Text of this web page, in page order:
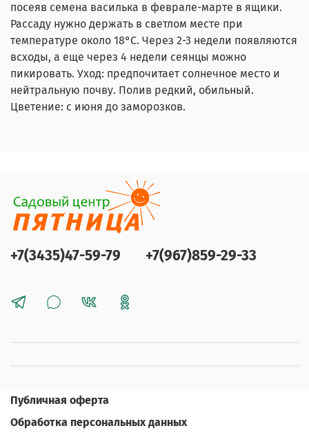
посеяв семена василька в феврале-марте в ящики.
Рассаду нужно держать в светлом месте при
температуре около 18°С. Через 2-3 недели появляются
всходы, а еще через 4 недели сеянцы можно
пикировать. Уход: предпочитает солнечное место и
нейтральную почву. Полив редкий, обильный.
Цветение: с июня до заморозков.
+7(3435)47-59-79 +7(967)859-29-33
Публичная оферта
Обработка персональных данных